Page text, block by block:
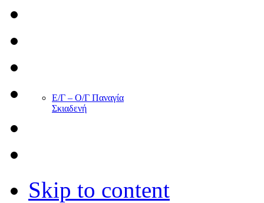
Ε/Γ – Ο/Γ Παναγία
Σκιαδενή
Skip to content